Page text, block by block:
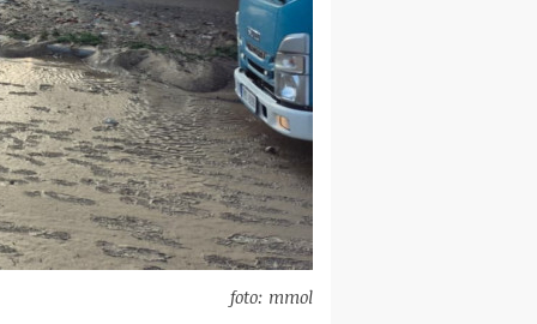
foto: mmol